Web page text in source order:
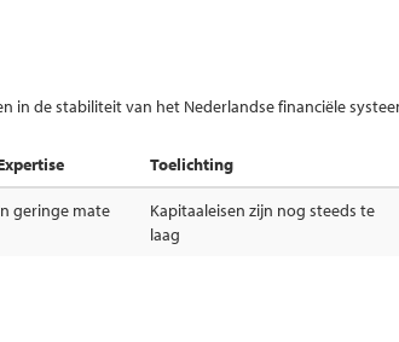
in de stabiliteit van het Nederlandse financiële
Toelichting
geringe mate
Kapitaaleisen zijn nog steeds te
laag